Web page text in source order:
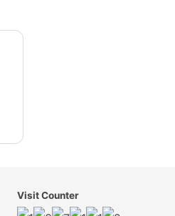
Visit Counter